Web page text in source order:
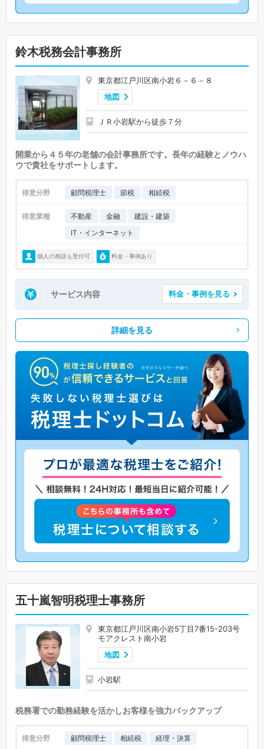
鈴木税務会計事務所
東京都江戸川区南小岩６－６－８
地図
ＪＲ小岩駅から徒歩７分
開業から４５年の老舗の会計事務所です。長年の経験とノウハ
ウで貴社をサポートします。
得意分野 顧問税理士 節税 相続税
得意業種 不動産 金融
建設・建築
IT・インターネット
個人の相談も受付可 料金・事例あり
サービス内容 料金・事例を見る
詳細を見る
五十嵐智明税理士事務所
東京都江戸川区南小岩5丁目7番15-203号
モアクレスト南小岩
地図
小岩駅
税務署での勤務経験を活かしお客様を強力バックアップ
得意分野 顧問税理士 相続税 経理・決算